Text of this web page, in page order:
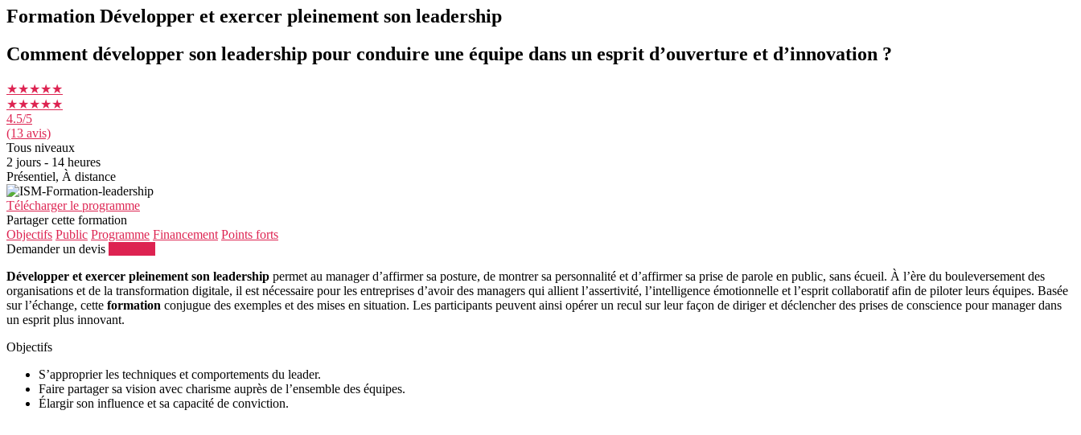
Formation Développer et exercer pleinement son leadership
Comment développer son leadership pour conduire une équipe dans un esprit d’ouverture et d’innovation ?
★★★★★
★★★★★
4.5/5
(13 avis)
Tous niveaux
2 jours - 14 heures
Présentiel, À distance
Télécharger le programme
Partager cette formation
Objectifs Public Programme Financement Points forts
Demander un devis
Développer et exercer pleinement son leadership permet au manager d’affirmer sa posture, de montrer sa personnalité et d’affirmer sa prise de parole en public, sans écueil. À l’ère du bouleversement des
organisations et de la transformation digitale, il est nécessaire pour les entreprises d’avoir des managers qui allient l’assertivité, l’intelligence émotionnelle et l’esprit collaboratif afin de piloter leurs équipes. Basée
sur l’échange, cette formation conjugue des exemples et des mises en situation. Les participants peuvent ainsi opérer un recul sur leur façon de diriger et déclencher des prises de conscience pour manager dans
un esprit plus innovant.
Objectifs
S’approprier les techniques et comportements du leader.
Faire partager sa vision avec charisme auprès de l’ensemble des équipes.
Élargir son influence et sa capacité de conviction.